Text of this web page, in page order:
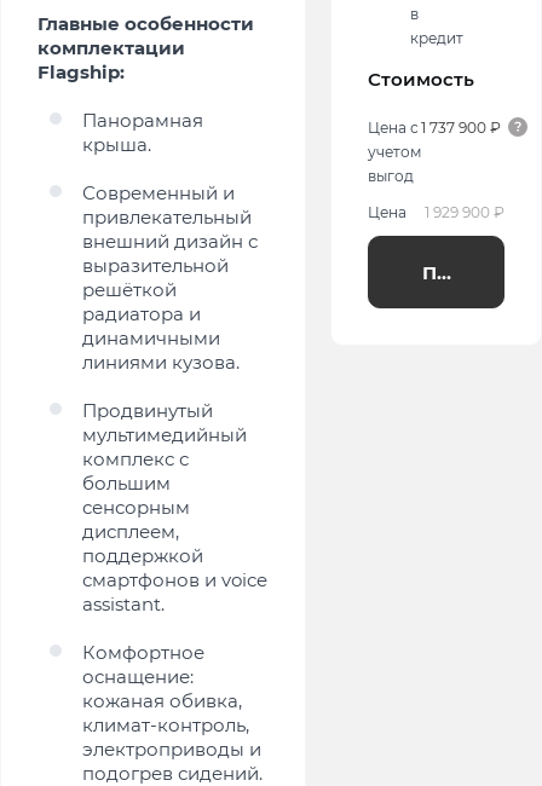
Главные особенности
комплектации
Flagship:
Панорамная
крыша.
Современный и
привлекательный
внешний дизайн с
выразительной
решёткой
радиатора и
динамичными
линиями кузова.
Продвинутый
мультимедийный
комплекс с
большим
сенсорным
дисплеем,
поддержкой
смартфонов и voice
assistant.
Комфортное
оснащение:
кожаная обивка,
климат-контроль,
электроприводы и
подогрев сидений.
в
кредит
Стоимость
Цена с
учетом
выгод
1 737 900 ₽
Цена 1 929 900 ₽
Получить